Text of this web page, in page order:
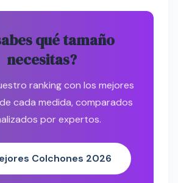
qué tamaño
necesitas?
ranking con los mejores
cada medida, comparados
por expertos.
Colchones 2026